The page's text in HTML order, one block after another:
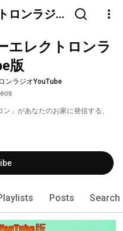
ロンラジ
エレクトロンラ
版
ンラジオYouTube
」があなたのお家に発信する、
Posts Search